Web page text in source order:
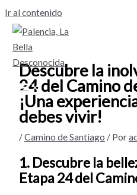
Ir al contenido
Descubre la
24 del Camino
¡Una
debes vivir!
/Camino de Santiago / Por
1. Descubre la
Etapa 24 del